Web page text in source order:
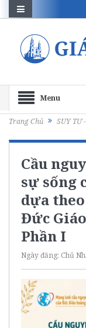
Menu
Trang Chủ SUY TƯ
Cầu
sự sống
dựa
Đức
Phần I
Ngày đăng: Chủ